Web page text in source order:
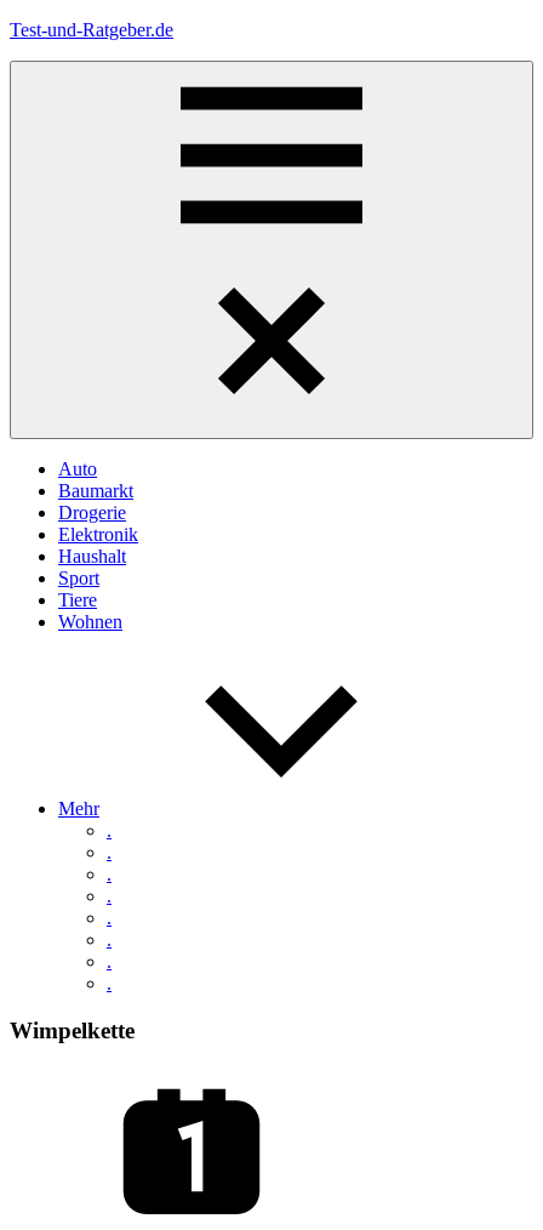
Zum
Test-und-Ratgeber.de
Auto
Baumarkt
Drogerie
Elektronik
Haushalt
Sport
Tiere
Wohnen
Mehr
.
.
.
.
.
.
.
.
Wimpelkette